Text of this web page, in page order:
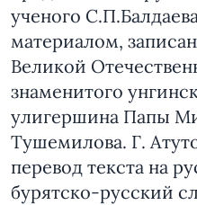
ученого
материалом,
Великой
знаменитого
улигершина Папы
Тушемилова. Г.
перевод текста на
бурятско-русский